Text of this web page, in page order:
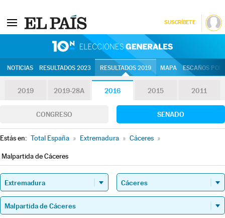
SUSCRÍBETE
NOTICIAS RESULTADOS 2023 RESULTADOS 2019 MAPA ESCAÑOS
2019 2019-28A 2016 2015 2011
CONGRESO SENADO
Estás en: Total España » Extremadura » Cáceres »
Malpartida de Cáceres